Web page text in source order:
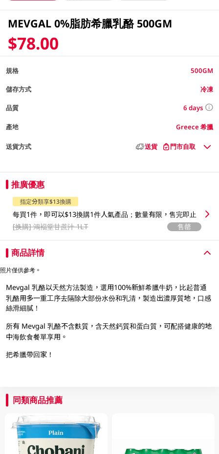
MEVGAL 0%脂肪希臘乳酪 500GM
$78.00
規格 500GM
儲存方式 冷凍
品質 6 days
產地 Greece 希臘
送貨方式 送貨 門市自取
推廣優惠
指定分類享$13換購
每買1件，即可以$13換購1件人氣產品；數量有限，售完即止
[换購]鴻褔堂甘蔗汁 1LT 售罄
商品詳情
照片僅供參考。
Mevgal 乳酪以天然方法製造，選用100%新鮮希臘牛奶，比起普通
乳酪用多一重工序去隔除大部份水份和乳清，製造出濃厚質地，口感
絲滑細膩！
所有 Mevgal 乳酪不含麩質，含天然鈣質和蛋白質，可配搭健康的地
中海飲食餐單享用。
把希臘帶回家！
同類商品推薦